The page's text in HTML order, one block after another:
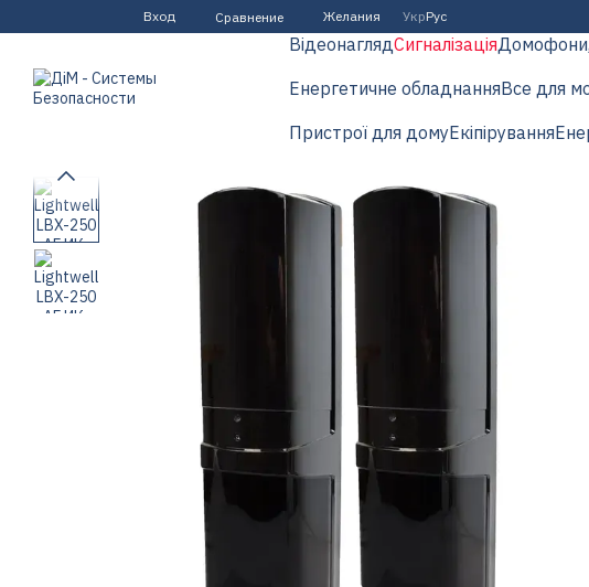
Перейти к основному контенту
Вход Сравнение Желания УкрРус
ВідеонаглядСигналізація
Енергетичне обладнанняВсе для
Пристрої для домуЕкіпірування